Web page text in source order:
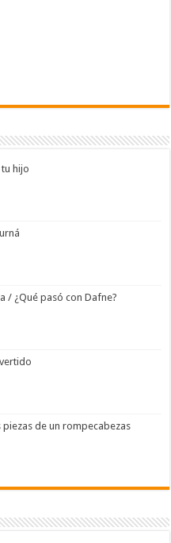
hijo
/ ¿Qué pasó con Dafne?
piezas de un rompecabezas